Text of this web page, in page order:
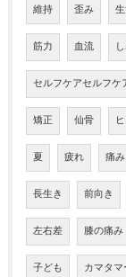
維持 歪み
筋力 血流
セルフケアセルフケ
矯正 仙骨
夏 疲れ 痛み
長生き 前向き
左右差 膝の痛み
子ども カマタマ